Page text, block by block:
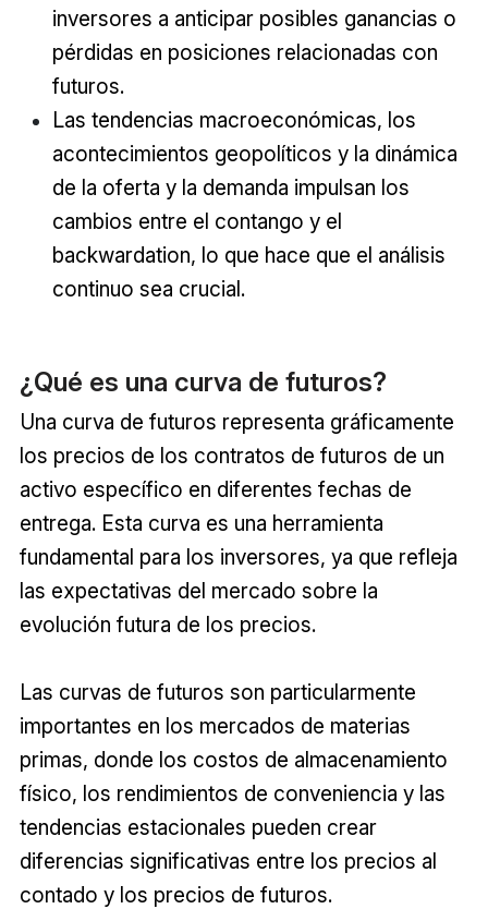
inversores a anticipar posibles ganancias o
pérdidas en posiciones relacionadas con
futuros.
Las tendencias macroeconómicas, los
acontecimientos geopolíticos y la dinámica
de la oferta y la demanda impulsan los
cambios entre el contango y el
backwardation, lo que hace que el análisis
continuo sea crucial.
¿Qué es una curva de futuros?
Una curva de futuros representa gráficamente
los precios de los contratos de futuros de un
activo específico en diferentes fechas de
entrega. Esta curva es una herramienta
fundamental para los inversores, ya que refleja
las expectativas del mercado sobre la
evolución futura de los precios.
Las curvas de futuros son particularmente
importantes en los mercados de materias
primas, donde los costos de almacenamiento
físico, los rendimientos de conveniencia y las
tendencias estacionales pueden crear
diferencias significativas entre los precios al
contado y los precios de futuros.